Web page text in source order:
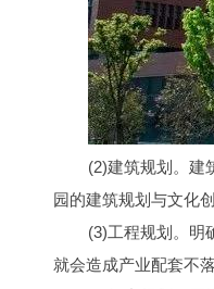
(2)建筑规划。建
园的建筑规划与文化
(3)工程规划。明
就会造成产业配套不